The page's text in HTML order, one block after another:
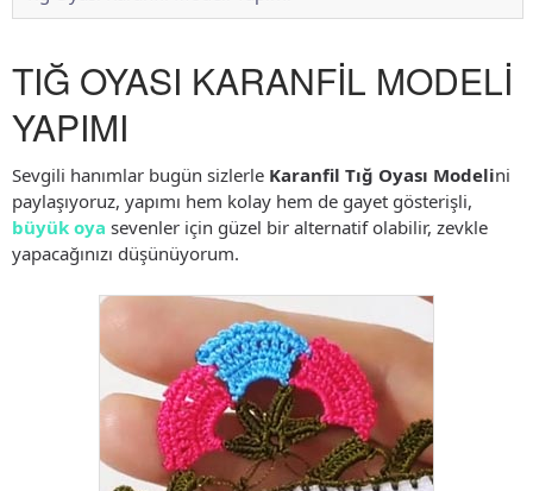
TIĞ OYASI KARANFİL MODELİ
YAPIMI
Sevgili hanımlar bugün sizlerle Karanfil Tığ Oyası Modelini
paylaşıyoruz, yapımı hem kolay hem de gayet gösterişli,
büyük oya sevenler için güzel bir alternatif olabilir, zevkle
yapacağınızı düşünüyorum.